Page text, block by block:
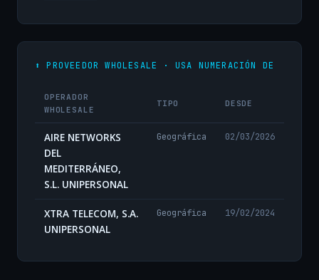
⬆️ PROVEEDOR WHOLESALE · USA NUMERACIÓN DE
OPERADOR
WHOLESALE
TIPO DESDE
AIRE NETWORKS
DEL
MEDITERRÁNEO,
S.L. UNIPERSONAL
Geográfica 02/03/2026
XTRA TELECOM, S.A.
UNIPERSONAL
Geográfica 19/02/2024